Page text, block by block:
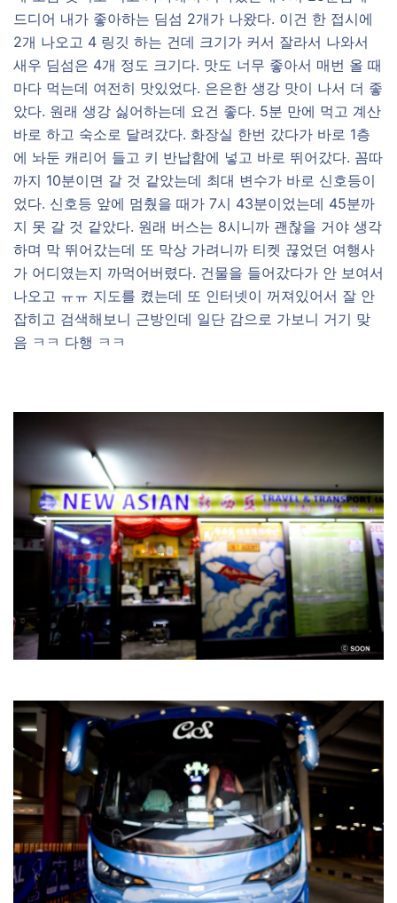
드디어 내가 좋아하는 딤섬 2개가 나왔다. 이건 한 접시에
2개 나오고 4 링깃 하는 건데 크기가 커서 잘라서 나와서
새우 딤섬은 4개 정도 크기다. 맛도 너무 좋아서 매번 올 때
마다 먹는데 여전히 맛있었다. 은은한 생강 맛이 나서 더 좋
았다. 원래 생강 싫어하는데 요건 좋다. 5분 만에 먹고 계산
바로 하고 숙소로 달려갔다. 화장실 한번 갔다가 바로 1층
에 놔둔 캐리어 들고 키 반납함에 넣고 바로 뛰어갔다. 꼼따
까지 10분이면 갈 것 같았는데 최대 변수가 바로 신호등이
었다. 신호등 앞에 멈췄을 때가 7시 43분이었는데 45분까
지 못 갈 것 같았다. 원래 버스는 8시니까 괜찮을 거야 생각
하며 막 뛰어갔는데 또 막상 가려니까 티켓 끊었던 여행사
가 어디였는지 까먹어버렸다. 건물을 들어갔다가 안 보여서
나오고 ㅠㅠ 지도를 켰는데 또 인터넷이 꺼져있어서 잘 안
잡히고 검색해보니 근방인데 일단 감으로 가보니 거기 맞
음 ㅋㅋ 다행 ㅋㅋ